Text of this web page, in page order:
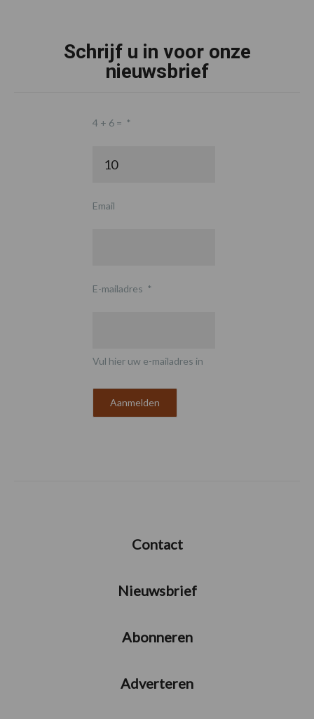
Schrijf u in voor onze
nieuwsbrief
4 + 6 = *
Email
E-mailadres *
Vul hier uw e-mailadres in
Contact
Nieuwsbrief
Abonneren
Adverteren